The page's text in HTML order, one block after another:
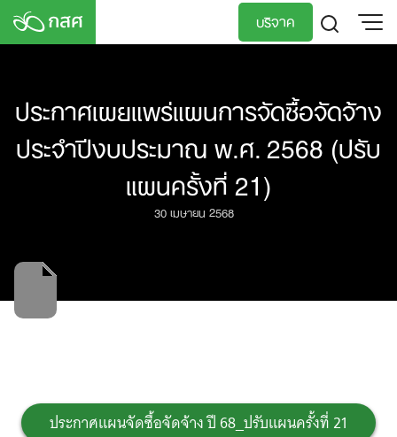
Skip
บริจาค
ประกาศเผยแพร่แผนการจัดซื้อจัดจ้าง
ประจำปีงบประมาณ พ.ศ. 2568 (ปรับ
แผนครั้งที่ 21)
30 เมษายน 2568
ประกาศแผนจัดซื้อจัดจ้าง ปี 68_ปรับแผนครั้งที่ 21